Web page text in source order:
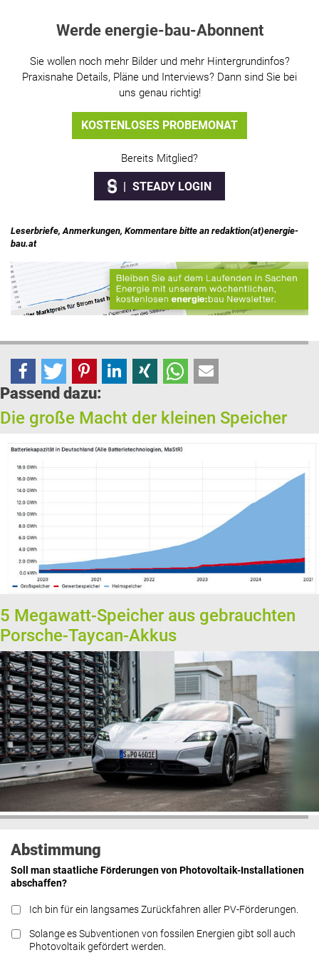
Werde energie-bau-Abonnent
Sie wollen noch mehr Bilder und mehr Hintergrundinfos?
Praxisnahe Details, Pläne und Interviews? Dann sind Sie bei
uns genau richtig!
KOSTENLOSES PROBEMONAT
Bereits Mitglied?
STEADY LOGIN
Leserbriefe, Anmerkungen, Kommentare bitte an redaktion(at)energie-
bau.at
Passend dazu:
Die große Macht der kleinen Speicher
5 Megawatt-Speicher aus gebrauchten
Porsche-Taycan-Akkus
Abstimmung
Soll man staatliche Förderungen von Photovoltaik-Installationen
abschaffen?
Ich bin für ein langsames Zurückfahren aller PV-Förderungen.
Solange es Subventionen von fossilen Energien gibt soll auch
Photovoltaik gefördert werden.